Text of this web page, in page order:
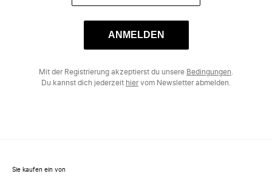
ANMELDEN
Mit der Registrierung akzeptierst du unsere Bedingungen
Du kannst dich jederzeit hiervom Newsletter abmelden.
Sie kaufen ein von